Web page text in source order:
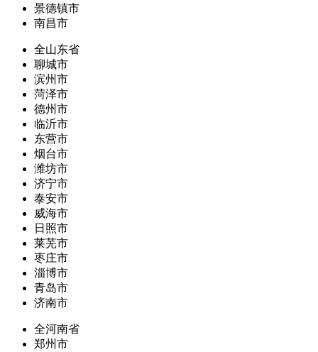
景德镇市
南昌市
全山东省
聊城市
滨州市
菏泽市
德州市
临沂市
东营市
烟台市
潍坊市
济宁市
泰安市
威海市
日照市
莱芜市
枣庄市
淄博市
青岛市
济南市
全河南省
郑州市